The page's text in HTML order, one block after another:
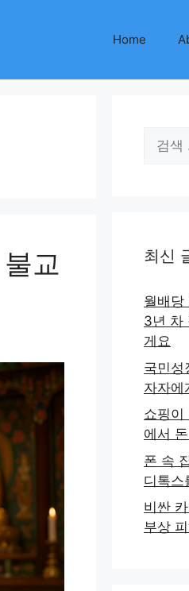
Home
교
색:
최신
월배당
3년 차
게요
국민성
자자에
쇼핑
에서
폰 속
디톡스
비싼
부상